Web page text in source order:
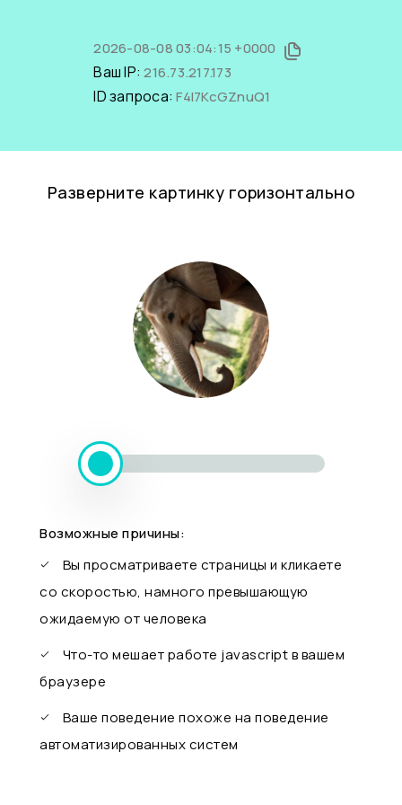
2026-08-08 03:04:15 +0000
Ваш IP:216.73.217.173
ID запроса:F4I7KcGZnuQ1
Разверните картинку горизонтально
Возможные причины:
Вы просматриваете страницы и кликаете
со скоростью, намного превышающую
ожидаемую от человека
Что-то мешает работе javascript в вашем
браузере
Ваше поведение похоже на поведение
автоматизированных систем